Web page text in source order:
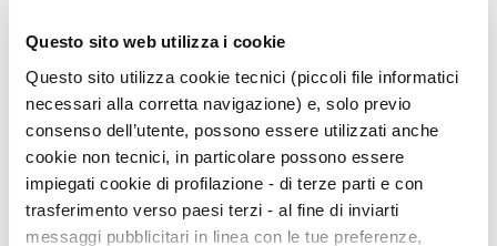
Questo sito web utilizza i cookie
Questo sito utilizza cookie tecnici (piccoli file informatici
necessari alla corretta navigazione) e, solo previo
consenso dell’utente, possono essere utilizzati anche
cookie non tecnici, in particolare possono essere
impiegati cookie di profilazione - di terze parti e con
trasferimento verso paesi terzi - al fine di inviarti
messaggi pubblicitari in linea con le tue preferenze,
con la Salumeria del Design e lo studio CORE-lab Milano
che popolano la Terra. La serata è corredata da un
reading ad opera del gruppo Le voci degli altri.
DI TIZIANO FRATUS NEL CATALOGO
BOMPIANI